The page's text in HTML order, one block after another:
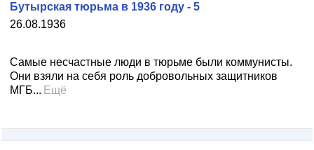
26.08.1936
Бутырская тюрьма в 1936 году - 5
Самые несчастные люди в тюрьме были коммунисты.
Они взяли на себя роль добровольных защитников
МГБ... Ещё